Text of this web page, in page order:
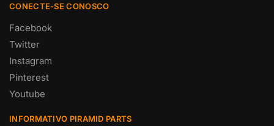
CONECTE-SE CONOSCO
Facebook
Twitter
Instagram
Pinterest
Youtube
INFORMATIVO PIRAMID PARTS